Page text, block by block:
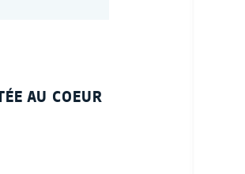
AU COEUR